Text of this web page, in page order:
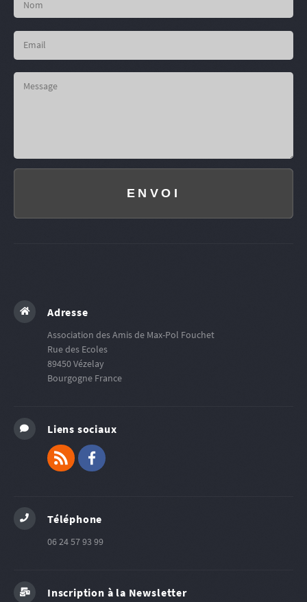
ENVOI
Adresse
Association des Amis de Max-Pol Fouchet
Rue des Ecoles
89450Vézelay
Bourgogne France
Liens sociaux
Téléphone
06 24 57 93 99
Inscription à la Newsletter